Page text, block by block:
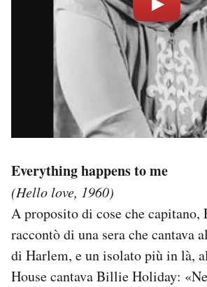
Everything happens to me
(Hello love, 1960)
A proposito di cose che capitano,
raccontò di una sera che cantava
di Harlem, e un isolato più in là,
House cantava Billie Holiday: